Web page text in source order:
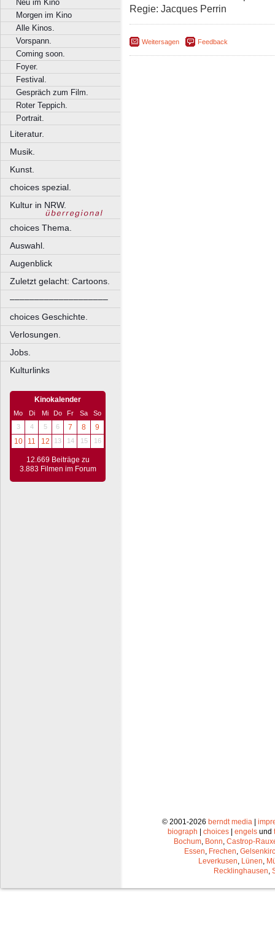
Neu im Kino
Morgen im Kino
Alle Kinos.
Vorspann.
Coming soon.
Foyer.
Festival.
Gespräch zum Film.
Roter Teppich.
Portrait.
Literatur.
Musik.
Kunst.
choices spezial.
Kultur in NRW.
choices Thema.
Auswahl.
Augenblick
Zuletzt gelacht: Cartoons.
––––––––––––––––––––
choices Geschichte.
Verlosungen.
Jobs.
Kulturlinks
Kinokalender
Mo Di Mi Do Fr Sa
So
3
4 5 6 7 8
9
10
11 12 13 14 15 16
12.669 Beiträge zu
3.883 Filmen im Forum
Regie: Jacques Perrin
Weitersagen Feedback
© 2001-2026 berndt media |
biograph | choices | engels und
Bochum Bonn Castrop-
Essen Frechen
Leverkusen Lünen
Recklinghausen